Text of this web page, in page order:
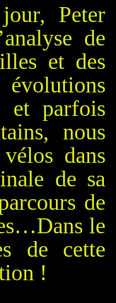
Peter
de
et des
évolutions
et parfois
nous
dans
de sa
de
le
de cette
!